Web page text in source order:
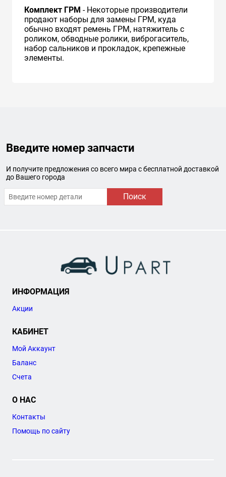
Комплект ГРМ - Некоторые производители
продают наборы для замены ГРМ, куда
обычно входят ремень ГРМ, натяжитель с
роликом, обводные ролики, виброгаситель,
набор сальников и прокладок, крепежные
элементы.
Введите номер запчасти
И получите предложения со всего мира с бесплатной доставкой
до Вашего города
Поиск
ИНФОРМАЦИЯ
Акции
КАБИНЕТ
Мой Аккаунт
Баланс
Счета
О НАС
Контакты
Помощь по сайту